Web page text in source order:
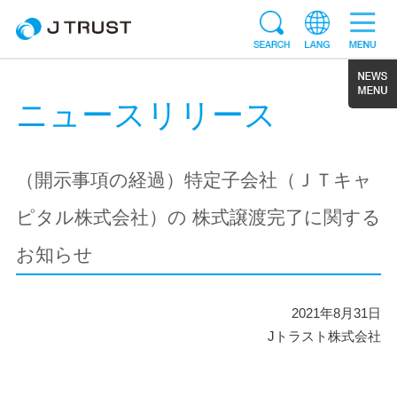
ニュースリリース
（開示事項の経過）特定子会社（ＪＴキャ
ピタル株式会社）の 株式譲渡完了に関する
お知らせ
2021年8月31日
Jトラスト株式会社